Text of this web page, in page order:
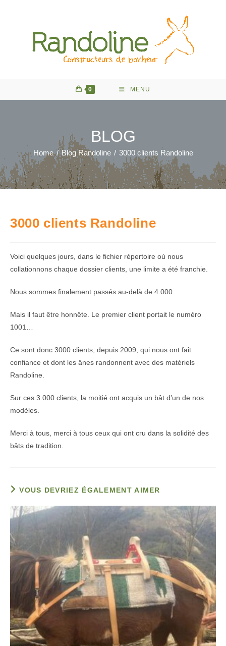
0 MENU
BLOG
Home / Blog Randoline / 3000 clients Randoline
3000 clients Randoline
Voici quelques jours, dans le fichier répertoire où nous
collationnons chaque dossier clients, une limite a été franchie.
Nous sommes finalement passés au-delà de 4.000.
Mais il faut être honnête. Le premier client portait le numéro
1001…
Ce sont donc 3000 clients, depuis 2009, qui nous ont fait
confiance et dont les ânes randonnent avec des matériels
Randoline.
Sur ces 3.000 clients, la moitié ont acquis un bât d’un de nos
modèles.
Merci à tous, merci à tous ceux qui ont cru dans la solidité des
bâts de tradition.
VOUS DEVRIEZ ÉGALEMENT AIMER